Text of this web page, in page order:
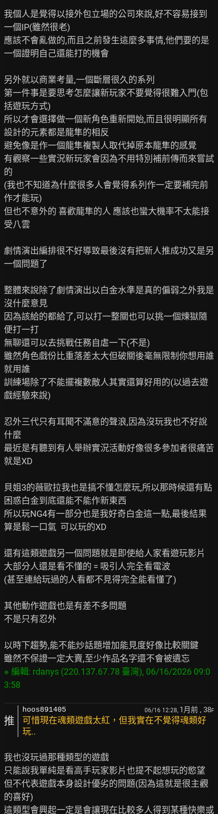
我個人是覺得以接外包立場的公司來說,好不容易接到
一個IP(雖然很老)
應該不會亂做的,而且之前發生這麼多事情,他們要的是
一個證明自己還能打的機會
另外就以商業考量,一個斷層很久的系列
第一件事是要思考怎麼讓新玩家不要覺得很難入門(包
括遊玩方式)
所以才會選擇做一個新角色重新開始,而且很明顯所有
設計的元素都是龍隼的相反
避免像是作一個龍隼複製人取代掉原本龍隼的感覺
有觀察一些實況新玩家會因為不用特別補前傳而來嘗試
的
(我也不知道為什麼很多人會覺得系列作一定要補完前
作才能玩)
但也不意外的 喜歡龍隼的人 應該也蠻大機率不太能接
受八雲
劇情演出編排很不好導致最後沒有把新人推成功又是另
一個問題了
整體來說除了劇情演出以白金水準是真的偏弱之外我是
沒什麼意見
因為該給的都給了,可以打一整關也可以挑一個煉獄隨
便打一打
無聊還可以去挑戰任務自虐一下(不是)
雖然角色戲份比重落差太大但破關後毫無限制你想用誰
就用誰
訓練場除了不能擺複數敵人其實還算好用的(以過去遊
戲經驗來說)
忍外三代只有耳聞不滿意的聲浪,因為沒玩我也不好說
什麼
最近是有聽到有人舉辦實況活動好像很多參加者很痛苦
就是XD
貝姐3的薇歐拉我也是搞不懂怎麼玩,所以那時候還有點
困惑白金到底還能不能作新東西
所以玩NG4有一部分也是我好奇白金這一點,最後結果
算是鬆一口氣  可以玩的XD
還有這類遊戲另一個問題就是即使給人家看遊玩影片
大部分人還是看不懂的 = 吸引人完全看電波
(甚至連給玩過的人看都不見得完全能看懂了)
其他動作遊戲也是有差不多問題
不是只有忍外
以時下趨勢,能不能炒話題增加能見度好像比較關鍵
※ 編輯: rdanys (220.137.67.78 臺灣), 06/16/2026 09:0
推
hoos891405 06/16 12:28, 1月前 , 38F
可惜現在魂類遊戲太紅，但我實在不覺得魂類好
玩..
我也沒玩過那種類型的遊戲
只能說我單純是看高手玩家影片也提不起想玩的慾望
但不代表遊戲本身設計優劣的問題(因為這就是很主觀
的喜好)
這類型會興起一定是會讓現在比較多人得到某種快樂或